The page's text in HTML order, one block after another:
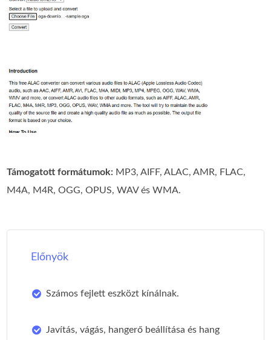
Támogatott formátumok: MP3, AIFF, ALAC, AMR, FLAC,
M4A, M4R, OGG, OPUS, WAV és WMA.
Előnyök
Számos fejlett eszközt kínálnak.
Javítás, vágás, hangerő beállítása és hang